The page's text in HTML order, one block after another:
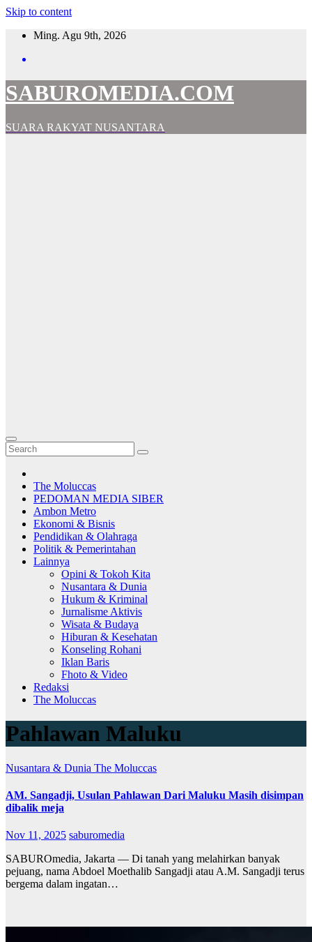
Skip to content
Ming. Agu 9th, 2026
SABUROMEDIA.COM
SUARA RAKYAT NUSANTARA
The Moluccas
PEDOMAN MEDIA SIBER
Ambon Metro
Ekonomi & Bisnis
Pendidikan & Olahraga
Politik & Pemerintahan
Lainnya
Opini & Tokoh Kita
Nusantara & Dunia
Hukum & Kriminal
Jurnalisme Aktivis
Wisata & Budaya
Hiburan & Kesehatan
Konseling Rohani
Iklan Baris
Fhoto & Video
Redaksi
The Moluccas
Pahlawan Maluku
Nusantara & Dunia The Moluccas
AM. Sangadji, Usulan Pahlawan Dari Maluku Masih disimpan
dibalik meja
Nov 11, 2025 saburomedia
SABUROmedia, Jakarta — Di tanah yang melahirkan banyak
pejuang, nama Abdoel Moethalib Sangadji atau A.M. Sangadji terus
bergema dalam ingatan…